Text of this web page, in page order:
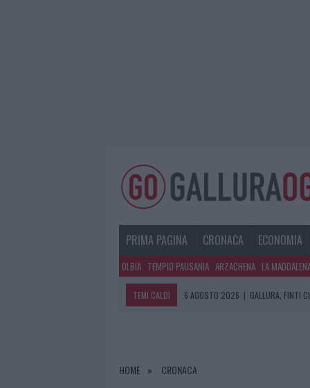
PRIMA PAGINA CRONACA ECONOMIA
OLBIA TEMPIO PAUSANIA ARZACHENA LA
TEMI CALDI 6 AGOSTO 2026 | GALLURA, FINTI
6 AGOSTO 2026
|
HOME CRONACA